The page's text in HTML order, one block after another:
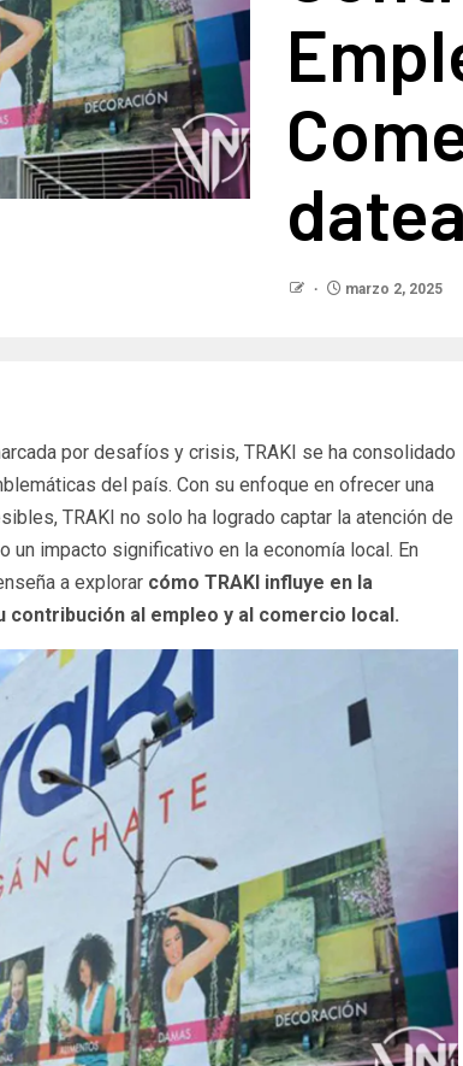
marzo 2, 2025
por desafíos y crisis, TRAKI se ha consolidado
del país. Con su enfoque en ofrecer una
TRAKI no solo ha logrado captar la atención de
un impacto significativo en la economía local. En
a explorar cómo TRAKI influye en la
al empleo y al comercio local.